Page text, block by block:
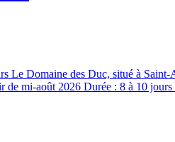
Le Domaine des Duc, situé à
de mi-août 2026 Durée : 8 à 10